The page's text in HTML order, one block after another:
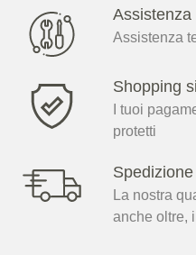
Assistenza
Assistenza
Shopping
I tuoi
protetti
Spedizione
La nostra
anche oltre,